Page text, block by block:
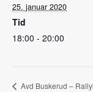
25. januar 2020
Tid
18:00 - 20:00
Avd Buskerud –